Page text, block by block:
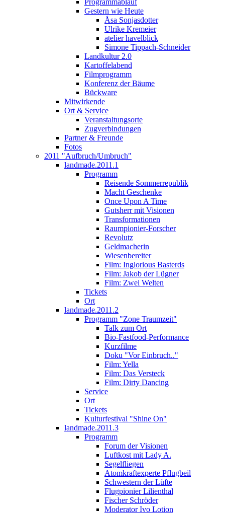
Programmablauf
Gestern wie Heute
Åsa Sonjasdotter
Ulrike Kremeier
atelier havelblick
Simone Tippach-Schneider
Landkultur 2.0
Kartoffelabend
Filmprogramm
Konferenz der Bäume
Bückware
Mitwirkende
Ort & Service
Veranstaltungsorte
Zugverbindungen
Partner & Freunde
Fotos
2011 "Aufbruch/Umbruch"
landmade.2011.1
Programm
Reisende Sommerrepublik
Macht Geschenke
Once Upon A Time
Gutsherr mit Visionen
Transformationen
Raumpionier-Forscher
Revolutz
Geldmacherin
Wiesenbereiter
Film: Inglorious Basterds
Film: Jakob der Lügner
Film: Zwei Welten
Tickets
Ort
landmade.2011.2
Programm "Zone Traumzeit"
Talk zum Ort
Bio-Fastfood-Performance
Kurzfilme
Doku "Vor Einbruch.."
Film: Yella
Film: Das Versteck
Film: Dirty Dancing
Service
Ort
Tickets
Kulturfestival "Shine On"
landmade.2011.3
Programm
Forum der Visionen
Luftkost mit Lady A.
Segelfliegen
Atomkraftexperte Pflugbeil
Schwestern der Lüfte
Flugpionier Lilienthal
Fischer Schröder
Moderator Ivo Lotion